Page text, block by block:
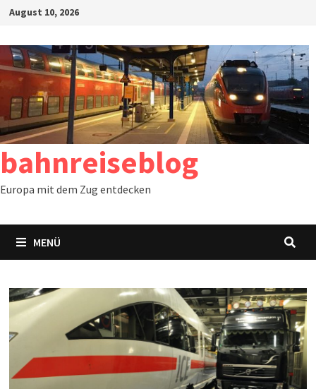
Zum
springen
August 10, 2026
bahnreiseblog
Europa mit dem Zug entdecken
MENÜ